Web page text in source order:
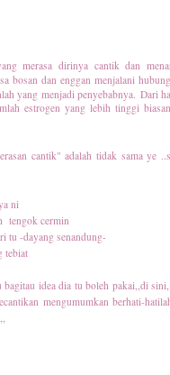
merasa dirinya cantik dan
bosan dan enggan menjalani
yang menjadi penyebabnya. Dari
estrogen yang lebih tinggi
cantik" adalah tidak sama ye
ni
tengok cermin
tu -dayang senandung-
tebiat
idea dia tu boleh pakai,,di
mengumumkan berhati-